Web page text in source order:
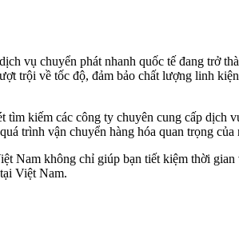
vụ chuyển phát nhanh quốc tế đang trở
trội về tốc độ, đảm bảo chất lượng linh
kiếm các công ty chuyên cung cấp dịch
trình vận chuyển hàng hóa quan trọng của
không chỉ giúp bạn tiết kiệm thời
Việt Nam.